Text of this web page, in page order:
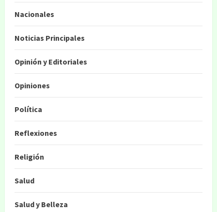
Nacionales
Noticias Principales
Opinión y Editoriales
Opiniones
Política
Reflexiones
Religión
Salud
Salud y Belleza